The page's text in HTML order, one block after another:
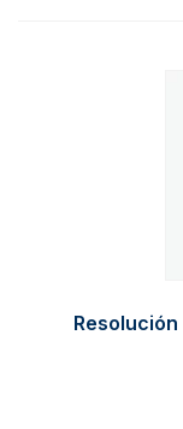
Resolución